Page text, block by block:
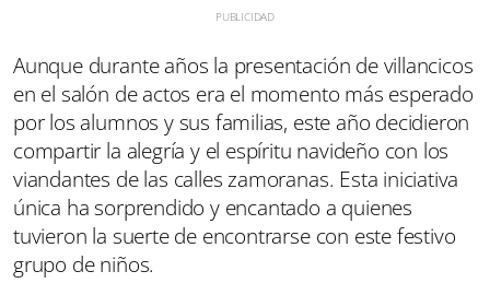
Aunque durante años la presentación de villancicos
en el salón de actos era el momento más esperado
por los alumnos y sus familias, este año decidieron
compartir la alegría y el espíritu navideño con los
viandantes de las calles zamoranas. Esta iniciativa
única ha sorprendido y encantado a quienes
tuvieron la suerte de encontrarse con este festivo
grupo de niños.